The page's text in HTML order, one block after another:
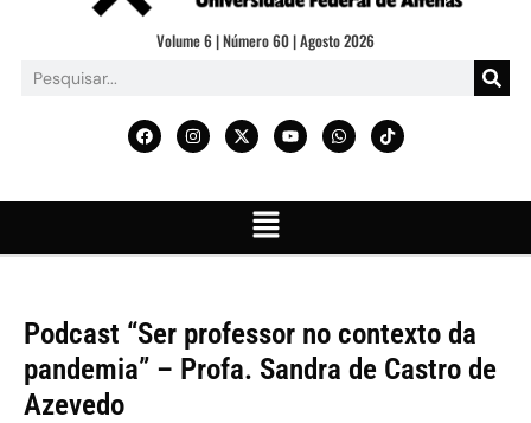
Volume 6 | Número 60 | Agosto 2026
Podcast “Ser professor no contexto da
pandemia” – Profa. Sandra de Castro de
Azevedo